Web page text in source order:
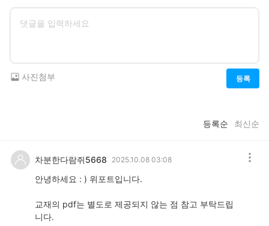
등록
사진첨부
등록순 최신순
차분한다람쥐5668 2025.10.08 03:08
안녕하세요 : ) 위포트입니다.
교재의 pdf는 별도로 제공되지 않는 점 참고 부탁드립
니다.